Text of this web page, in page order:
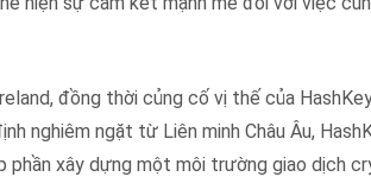
đồng thời củng cố vị thế của
nghiêm ngặt từ Liên minh Châu Âu,
xây dựng một môi trường giao dịch